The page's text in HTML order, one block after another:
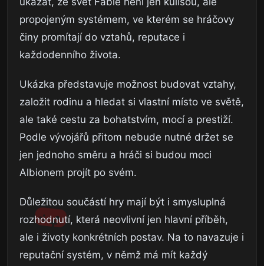
propojeným systémem, ve kterém se hráčovy
činy promítají do vztahů, reputace i
každodenního života.
Ukázka představuje možnost budovat vztahy,
založit rodinu a hledat si vlastní místo ve světě,
ale také cestu za bohatstvím, mocí a prestiží.
Podle vývojářů přitom nebude nutné držet se
jen jednoho směru a hráči si budou moci
Albionem projít po svém.
Důležitou součástí hry mají být i smysluplná
rozhodnutí, která neovlivní jen hlavní příběh,
ale i životy konkrétních postav. Na to navazuje i
reputační systém, v němž má mít každý